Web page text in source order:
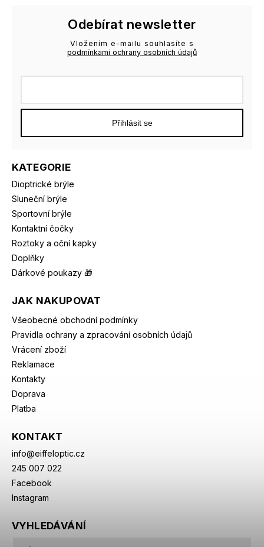
KATEGORIE
Dioptrické brýle
Sluneční brýle
Sportovní brýle
Kontaktní čočky
Roztoky a oční kapky
Doplňky
Dárkové poukazy 🎁
JAK NAKUPOVAT
Všeobecné obchodní podmínky
Pravidla ochrany a zpracování osobních údajů
Vrácení zboží
Reklamace
Kontakty
Doprava
Platba
KONTAKT
info@eiffeloptic.cz
245 007 022
Facebook
Instagram
Odebírat newsletter
Vložením e-mailu souhlasíte s
podmínkami ochrany osobních údajů
Přihlásit se
VYHLEDÁVÁNÍ